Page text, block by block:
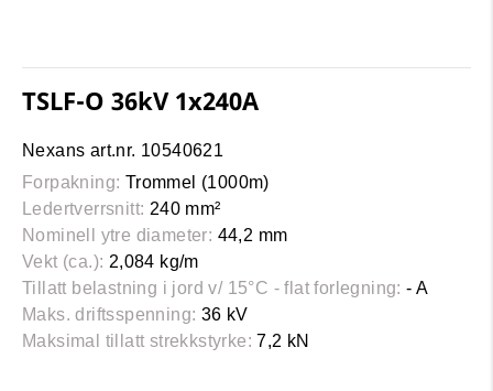
TSLF-O 36kV 1x240A
Nexans art.nr. 10540621
Forpakning: Trommel (1000m)
Ledertverrsnitt: 240 mm²
Nominell ytre diameter: 44,2 mm
Vekt (ca.): 2,084 kg/m
Tillatt belastning i jord v/ 15°C - flat forlegning: - A
Maks. driftsspenning: 36 kV
Maksimal tillatt strekkstyrke: 7,2 kN